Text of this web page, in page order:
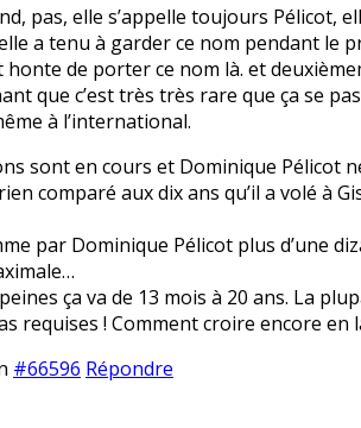
pas, elle s’appelle toujours Pélicot,
a tenu à garder ce nom pendant
honte de porter ce nom là. et
que c’est très très rare que ça se
à l’international.
sont en cours et Dominique Pélicot
comparé aux dix ans qu’il a volé à
par Dominique Pélicot plus d’une
ça va de 13 mois à 20 ans. La
requises ! Comment croire encore en
#66596 Répondre